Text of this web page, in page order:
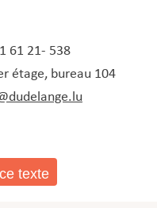
61 21- 538
étage, bureau 104
texte